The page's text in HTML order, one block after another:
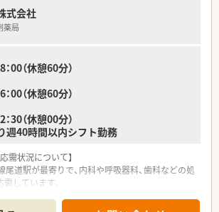
いながら業務を進めております。
囲気】
変働きやすい温かい職場です。
舗で女性が管理薬剤師として活躍しており、子育
がら働ける環境が整っております。
展に向けてスタッフ全員で知恵を出し合うなど、
のある雰囲気が広がっております。
式会社
薬局
00（休憩60分）
00（休憩60分）
30（休憩00分）
週40時間以内シフト勤務
需状況について】
道駅が最寄りで、内科や呼吸器科、歯科などの処
しています。
業務を進めます。